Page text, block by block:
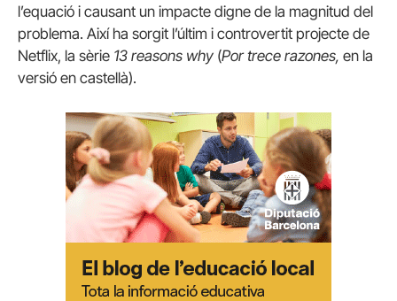
l’equació i causant un impacte digne de la magnitud del
problema. Així ha sorgit l’últim i controvertit projecte de
Netflix, la sèrie 13 reasons why (Por trece razones, en la
versió en castellà).